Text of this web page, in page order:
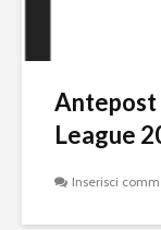
Antepost
League
Inserisci